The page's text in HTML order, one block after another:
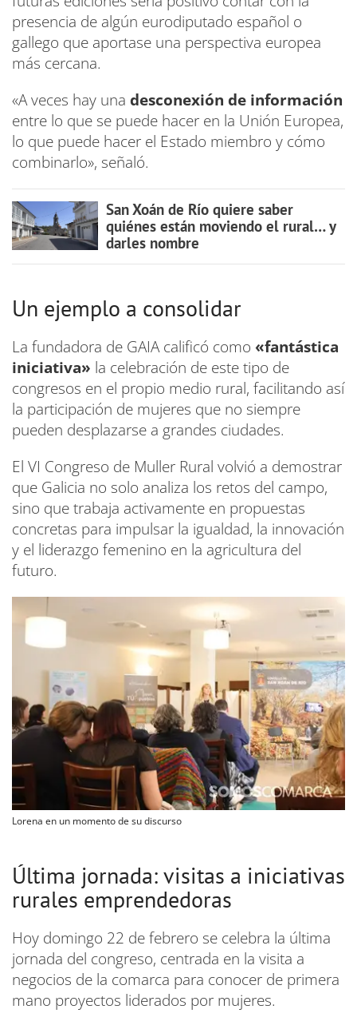
presencia de algún eurodiputado español o
gallego que aportase una perspectiva europea
más cercana.
«A veces hay una desconexión de información
entre lo que se puede hacer en la Unión Europea,
lo que puede hacer el Estado miembro y cómo
combinarlo», señaló.
San Xoán de Río quiere saber
quiénes están moviendo el rural… y
darles nombre
Un ejemplo a consolidar
La fundadora de GAIA calificó como «fantástica
iniciativa» la celebración de este tipo de
congresos en el propio medio rural, facilitando así
la participación de mujeres que no siempre
pueden desplazarse a grandes ciudades.
El VI Congreso de Muller Rural volvió a demostrar
que Galicia no solo analiza los retos del campo,
sino que trabaja activamente en propuestas
concretas para impulsar la igualdad, la innovación
y el liderazgo femenino en la agricultura del
futuro.
Lorena en un momento de su discurso
Última jornada: visitas a iniciativas
rurales emprendedoras
Hoy domingo 22 de febrero se celebra la última
jornada del congreso, centrada en la visita a
negocios de la comarca para conocer de primera
mano proyectos liderados por mujeres.